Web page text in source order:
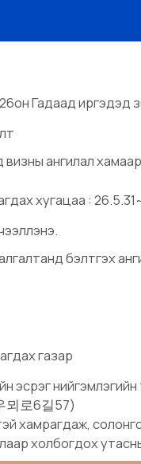
Гадаад иргэдэд
ангилал
хугацаа :
бэлтгэх
газар
эсрэг
뫼로6길57)
хамрагдаж,
холбогдох